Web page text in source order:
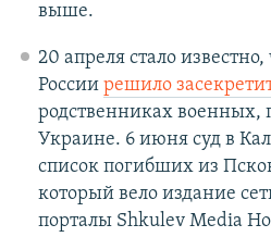
выше.
20 апреля стало
России решило
родственниках военных,
Украине. 6 июня суд в
список погибших из
который вело издание
порталы Shkulev Media